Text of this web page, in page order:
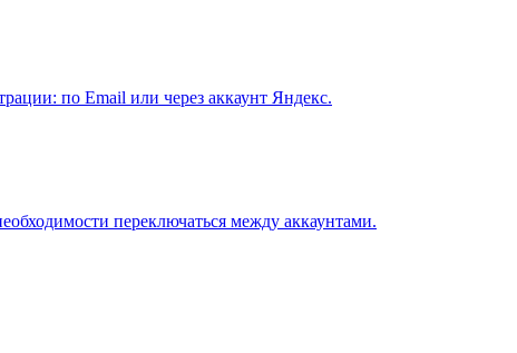
по Email или через аккаунт Яндекс.
переключаться между аккаунтами.